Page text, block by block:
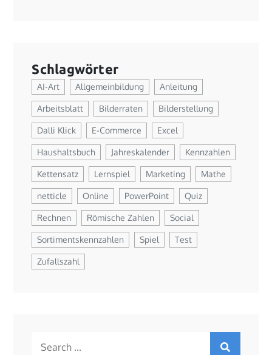
Schlagwörter
AI-Art Allgemeinbildung Anleitung
Arbeitsblatt Bilderraten Bilderstellung
Dalli Klick E-Commerce Excel
Haushaltsbuch Jahreskalender Kennzahlen
Kettensatz Lernspiel Marketing Mathe
netticle Online PowerPoint Quiz
Rechnen Römische Zahlen Social
Sortimentskennzahlen Spiel Test
Zufallszahl